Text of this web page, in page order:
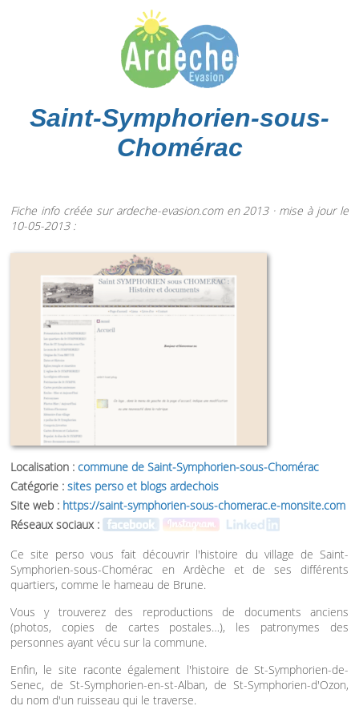
Saint-Symphorien-sous-
Chomérac
Fiche info créée sur ardeche-evasion.com en 2013 · mise à jour le
10-05-2013 :
Localisation : commune de Saint-Symphorien-sous-Chomérac
Catégorie : sites perso et blogs ardechois
Site web : https://saint-symphorien-sous-chomerac.e-monsite.com
Réseaux sociaux :
Ce site perso vous fait découvrir l'histoire du village de Saint-
Symphorien-sous-Chomérac en Ardèche et de ses différents
quartiers, comme le hameau de Brune.
Vous y trouverez des reproductions de documents anciens
(photos, copies de cartes postales…), les patronymes des
personnes ayant vécu sur la commune.
Enfin, le site raconte également l'histoire de St-Symphorien-de-
Senec, de St-Symphorien-en-st-Alban, de St-Symphorien-d'Ozon,
du nom d'un ruisseau qui le traverse.